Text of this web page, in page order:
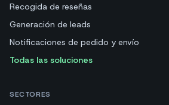
Recogida de reseñas
Generación de leads
Notificaciones de pedido y envío
Todas las soluciones
SECTORES